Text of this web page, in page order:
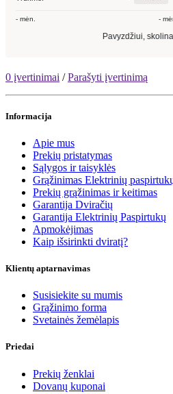
0 įvertinimai /Parašyti įvertinimą
Informacija
Apie mus
Prekių pristatymas
Sąlygos ir taisyklės
Grąžinimas Elektrinių
Prekių grąžinimas ir keitimas
Garantija Dviračių
Garantija Elektrinių Paspirtukų
Apmokėjimas
Kaip išsirinkti dviratį?
Klientų aptarnavimas
Susisiekite su mumis
Grąžinimo forma
Svetainės žemėlapis
Priedai
Prekių ženklai
Dovanų kuponai